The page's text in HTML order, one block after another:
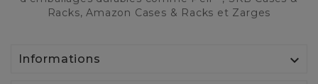
Racks, Amazon Cases & Racks et Zarges
Informations 